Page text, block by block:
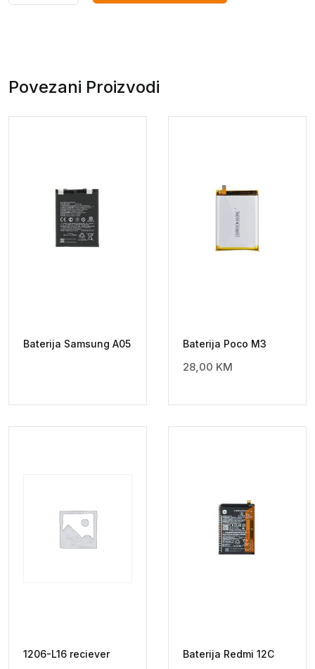
bez
Povezani Proizvodi
Baterija Samsung A05 Baterija Poco M3
28,00 KM
1206-L16 reciever Baterija Redmi 12C